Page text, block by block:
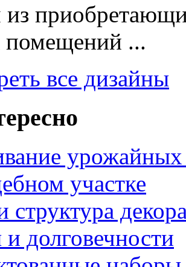
помещений ...
все дизайны
урожайных
участке
структура
долговечности